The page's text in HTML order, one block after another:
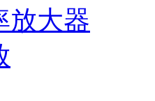
放大器